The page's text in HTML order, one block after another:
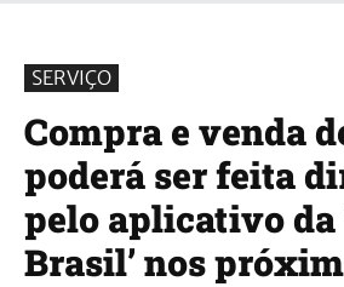
SERVIÇO
Compra e venda
poderá ser feita
pelo aplicativo da
Brasil’ nos